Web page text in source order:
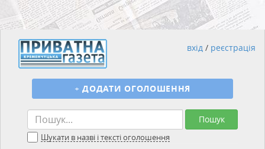
Пошук
Шукати в назві і тексті оголошення
+ ДОДАТИ ОГОЛОШЕННЯ
вхід / реєстрація